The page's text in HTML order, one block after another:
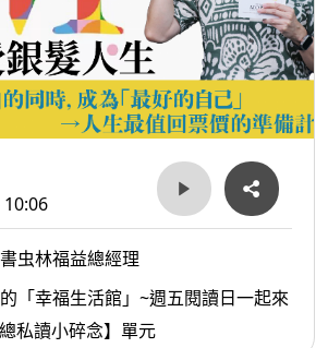
虫林福益總經理
「幸福生活館」~週五閱讀日一起來
私讀小碎念】單元